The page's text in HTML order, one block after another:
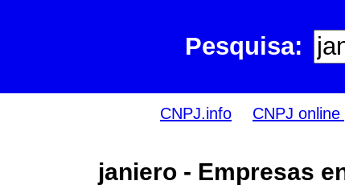
Pesquisa:
CNPJ.info CNPJ
janiero - Empresas